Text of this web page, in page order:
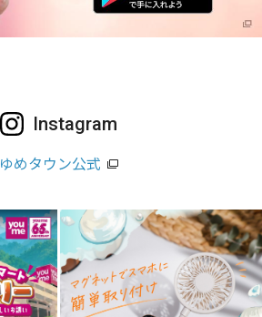
Instagram
ゆめタウン公式